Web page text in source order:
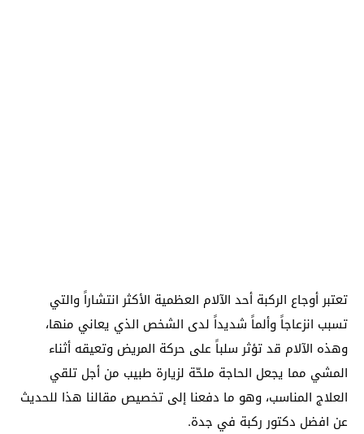
تعتبر أوجاع الركبة أحد الآلام العظمية الأكثر انتشاراً والتي
تسبب انزعاجاً وألماً شديداً لدى الشخص الذي يعاني منها،
وهذه الآلام قد تؤثر سلباً على حركة المريض وتعيقه أثناء
المشي مما يجعل الحاجة ملحّة لزيارة طبيب من أجل تلقي
العلاج المناسب، وهو ما دفعنا إلى تخصيص مقالنا هذا للحديث
عن افضل دكتور ركبة في جدة.